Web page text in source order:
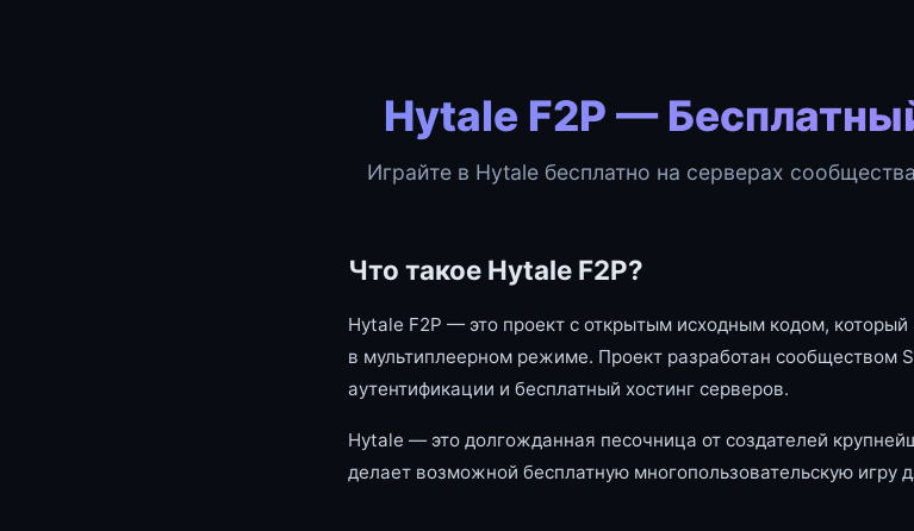
Hytale F2P —
Играйте в Hytale бесплатно на серверах
Что такое Hytale F2P?
Hytale F2P — это проект с открытым исходным кодом, который
в мультиплеерном режиме. Проект разработан сообществом
аутентификации и бесплатный хостинг серверов.
Hytale — это долгожданная песочница от создателей
делает возможной бесплатную многопользовательскую игру